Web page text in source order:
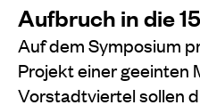
Aufbruch in die
Auf dem Symposium
Projekt einer geeinten
Vorstadtviertel sollen